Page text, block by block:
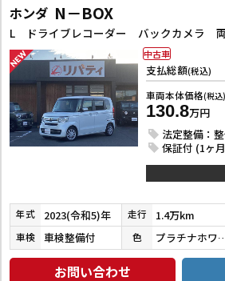
ホンダ N－BOX
支払総額(税込)
車両本体価格(税込)
130.8万円
法定整備：
保証付 (1ヶ
中古車
年式 2023(令和5)年 走行 1.4万km
車検 車検整備付 色 プラチナホ
お問い合わせ